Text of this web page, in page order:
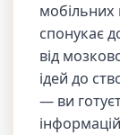
мобільних
спонукає
від
ідей до
— ви